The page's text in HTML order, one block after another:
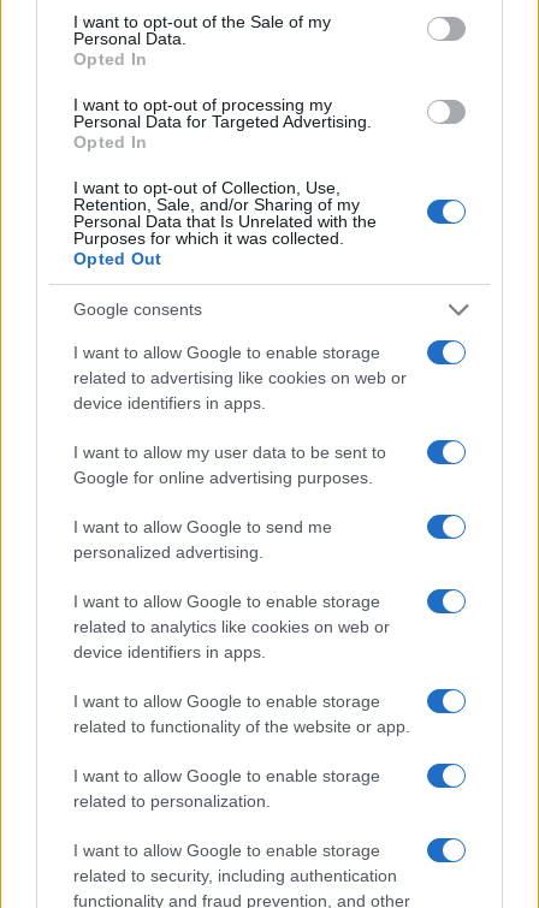
consent section.
I want to opt-out of the Sale of my
Personal Data.
Opted In
I want to opt-out of processing my
Personal Data for Targeted Advertising.
Opted In
I want to opt-out of Collection, Use,
Retention, Sale, and/or Sharing of my
Personal Data that Is Unrelated with the
Purposes for which it was collected.
Opted Out
Google consents
I want to allow Google to enable storage
related to advertising like cookies on web or
device identifiers in apps.
I want to allow my user data to be sent to
Google for online advertising purposes.
I want to allow Google to send me
personalized advertising.
I want to allow Google to enable storage
related to analytics like cookies on web or
device identifiers in apps.
I want to allow Google to enable storage
related to functionality of the website or app.
I want to allow Google to enable storage
related to personalization.
I want to allow Google to enable storage
related to security, including authentication
functionality and fraud prevention, and other
Starost:Kamp je namenjen otrokom od 9. do 18. leta
starosti. Kolesarski del programa je prilagojen znanju in
pripravljenosti udeležencev. Osnovni predpogoj je dobra
fizična pripravljenost.
Oprema:Udeleženci morajo imeti tehnično brezhibno
gorsko* kolo s profiliranimi gumami in drugo osebno
opremo, ki zagotavlja varno kolesarjenje (čelada,
rokavice, kolesarska oblačila idr.). Seznam potrebne
opreme bodo udeleženci dobili po prijavi na tečaj.
Omejitve:Zaradi kvalitetne izvedbe programa in
treningov je število mest omejeno, zato pohitite s
prijavo!
Prijave na kamp so že odprte, zato ne odlašajte in
Prijavnico boste našli natej povezavi.
Se vidimo julija v Bike parku Poseka na